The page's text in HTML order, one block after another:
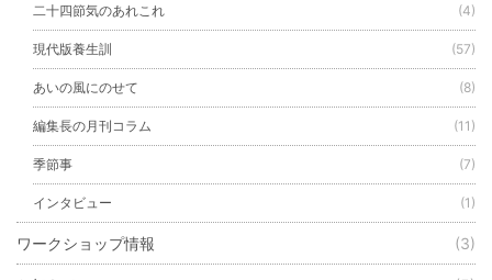
二十四節気のあれこれ (4)
現代版養生訓 (57)
あいの風にのせて (8)
編集長の月刊コラム (11)
季節事 (7)
インタビュー (1)
ワークショップ情報 (3)